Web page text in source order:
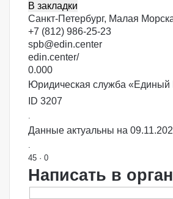
В закладки
Санкт-Петербург, Малая
+7 (812) 986-25-23
spb@edin.center
edin.center/
0.000
Юридическая служба
ID 3207
.
Данные актуальны на
.
45 · 0
Написать в